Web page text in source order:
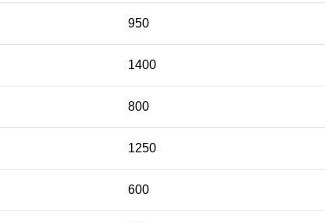
950
1400
800
1250
600